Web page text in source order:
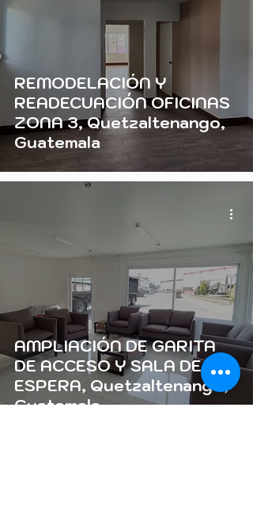
REMODELACIÓN Y
READECUACIÓN OFICINAS
ZONA 3, Quetzaltenango,
Guatemala
AMPLIACIÓN DE GARITA
DE ACCESO Y SALA DE
ESPERA, Quetzaltenango,
Guatemala